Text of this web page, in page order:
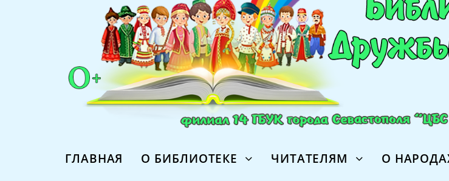
ГЛАВНАЯ О БИБЛИОТЕКЕ ЧИТАТЕЛЯМ О